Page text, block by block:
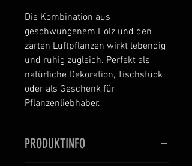
Die Kombination aus
geschwungenem Holz und den
zarten Luftpflanzen wirkt lebendig
und ruhig zugleich. Perfekt als
natürliche Dekoration, Tischstück
oder als Geschenk für
Pflanzenliebhaber.
PRODUKTINFO